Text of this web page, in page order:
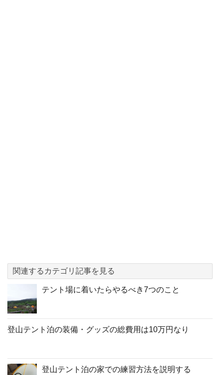
関連するカテゴリ記事を見る
テント場に着いたらやるべき7つのこと
登山テント泊の装備・グッズの総費用は10万円なり
登山テント泊の家での練習方法を説明する